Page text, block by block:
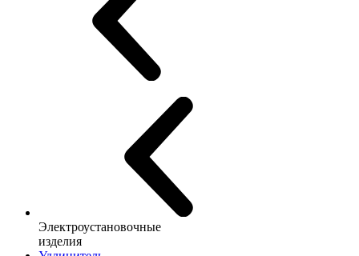
Электроустановочные
изделия